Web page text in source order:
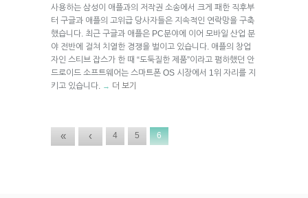
사용하는 삼성이 애플과의 저작권 소송에서 크게 패한 직후부
터 구글과 애플의 고위급 당사자들은 지속적인 연락망을 구축
했습니다. 최근 구글과 애플은 PC분야에 이어 모바일 산업 분
야 전반에 걸쳐 치열한 경쟁을 벌이고 있습니다. 애플의 창업
자인 스티브 잡스가 한 때 “도둑질한 제품”이라고 폄하했던 안
드로이드 소프트웨어는 스마트폰 OS 시장에서 1위 자리를 지
키고 있습니다.
→ 더 보기
« ‹ 4 5 6